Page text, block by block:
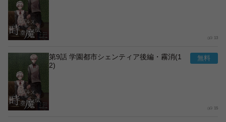
13
第9話 学園都市シェンティア後編・霧消(1
2)
15